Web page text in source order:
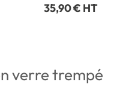
35,90 € HT
verre trempé